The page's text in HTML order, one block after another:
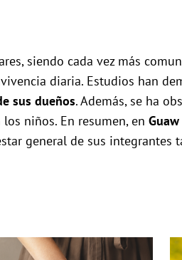
siendo cada vez más
diaria. Estudios han
sus dueños. Además, se ha
niños. En resumen, en Guaw
general de sus integrantes